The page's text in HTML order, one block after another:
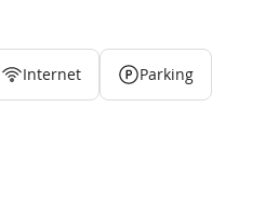
Internet Parking